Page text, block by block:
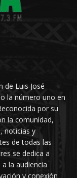
de Luis José
la número uno en
por su
la comunidad,
noticias y
de todas las
se dedica a
la audiencia
y conexión